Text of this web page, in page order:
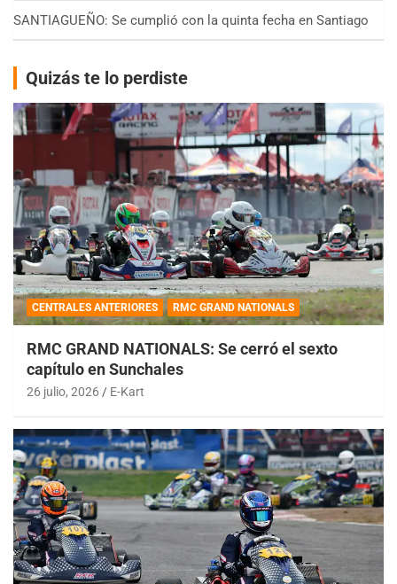
SANTIAGUEÑO: Se cumplió con la quinta fecha en Santiago
Quizás te lo perdiste
CENTRALES ANTERIORES RMC GRAND NATIONALS
RMC GRAND NATIONALS: Se cerró el sexto
capítulo en Sunchales
26 julio, 2026 E-Kart